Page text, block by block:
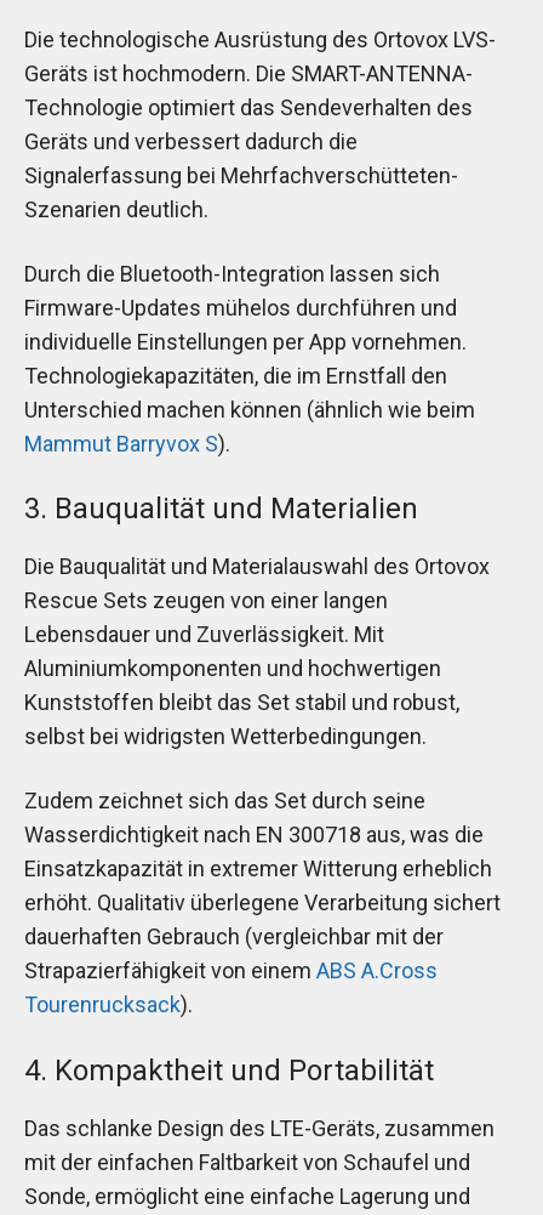
Die technologische Ausrüstung des Ortovox LVS-
Geräts ist hochmodern. Die SMART-ANTENNA-
Technologie optimiert das Sendeverhalten des
Geräts und verbessert dadurch die
Signalerfassung bei Mehrfachverschütteten-
Szenarien deutlich.
Durch die Bluetooth-Integration lassen sich
Firmware-Updates mühelos durchführen und
individuelle Einstellungen per App vornehmen.
Technologiekapazitäten, die im Ernstfall den
Unterschied machen können (ähnlich wie beim
Mammut Barryvox S).
3. Bauqualität und Materialien
Die Bauqualität und Materialauswahl des Ortovox
Rescue Sets zeugen von einer langen
Lebensdauer und Zuverlässigkeit. Mit
Aluminiumkomponenten und hochwertigen
Kunststoffen bleibt das Set stabil und robust,
selbst bei widrigsten Wetterbedingungen.
Zudem zeichnet sich das Set durch seine
Wasserdichtigkeit nach EN 300718 aus, was die
Einsatzkapazität in extremer Witterung erheblich
erhöht. Qualitativ überlegene Verarbeitung sichert
dauerhaften Gebrauch (vergleichbar mit der
Strapazierfähigkeit von einem ABS A.Cross
Tourenrucksack).
4. Kompaktheit und Portabilität
Das schlanke Design des LTE-Geräts, zusammen
mit der einfachen Faltbarkeit von Schaufel und
Sonde, ermöglicht eine einfache Lagerung und